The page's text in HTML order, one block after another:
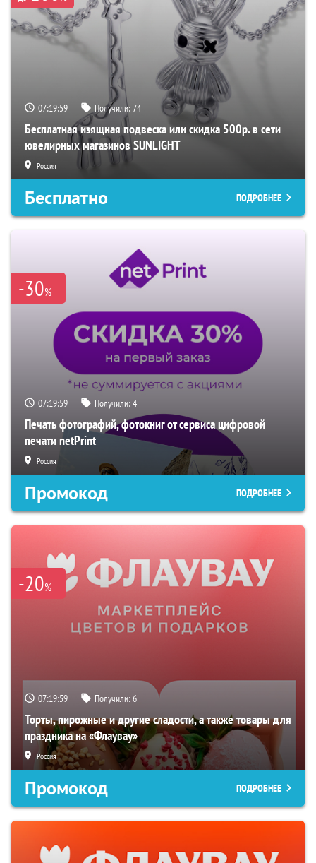
07:19:59 Получили:74
Бесплатная изящная подвеска или скидка 500р. в сети
ювелирных магазинов SUNLIGHT
Россия
Бесплатно ПОДРОБНЕЕ
-30%
07:19:59 Получили:4
Печать фотографий, фотокниг от сервиса цифровой
печати netPrint
Россия
Промокод ПОДРОБНЕЕ
-20%
07:19:59 Получили:6
Торты, пирожные и другие сладости, а также товары для
праздника на «Флаувау»
Россия
Промокод ПОДРОБНЕЕ